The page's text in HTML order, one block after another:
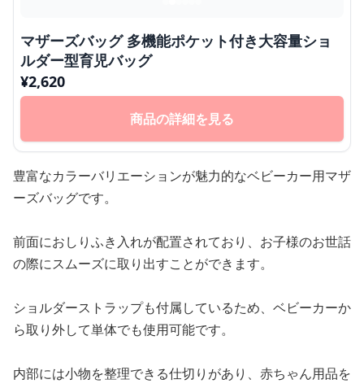
マザーズバッグ 多機能ポケット付き大容量ショ
ルダー型育児バッグ
¥2,620
商品の詳細を見る
豊富なカラーバリエーションが魅力的なベビーカー用マザ
ーズバッグです。
前面におしりふき入れが配置されており、お子様のお世話
の際にスムーズに取り出すことができます。
ショルダーストラップも付属しているため、ベビーカーか
ら取り外して単体でも使用可能です。
内部には小物を整理できる仕切りがあり、赤ちゃん用品を